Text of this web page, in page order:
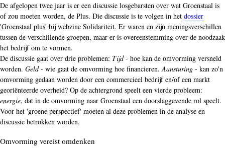
De afgelopen twee jaar is er een discussie losgebarsten over wat Groenstaal is
of zou moeten worden, de Plus. Die discussie is te volgen in het dossier
'Groenstaal plus' bij webzine Solidariteit. Er waren en zijn meningsverschillen
tussen de verschillende groepen, maar er is overeenstemming over de noodzaak
het bedrijf om te vormen.
De discussie gaat over drie problemen: Tijd- hoe kan de omvorming versneld
worden. Geld- wie gaat de omvorming hoe financieren.Aansturing - kan zo'n
omvorming gedaan worden door een commercieel bedrijf en/of een markt
georiënteerde overheid? Op de achtergrond speelt een vierde probleem:
energie, dat in de omvorming naar Groenstaal een doorslaggevende rol speelt.
Voor het 'groene perspectief' moeten al deze problemen in de analyse en
discussie betrokken worden.
Omvorming vereist omdenken